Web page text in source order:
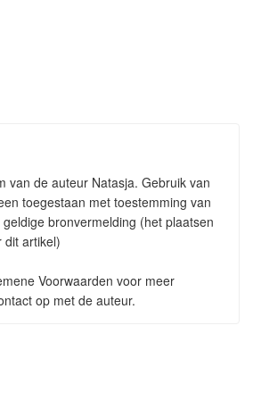
van de auteur Natasja. Gebruik van
toegestaan met toestemming van
bronvermelding (het plaatsen
dit artikel)
Voorwaarden voor meer
op met de auteur.